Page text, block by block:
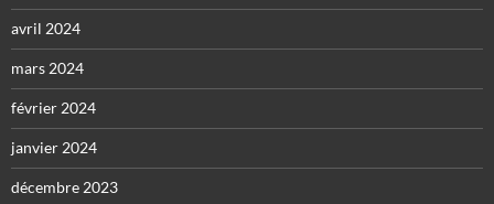
avril 2024
mars 2024
février 2024
janvier 2024
décembre 2023